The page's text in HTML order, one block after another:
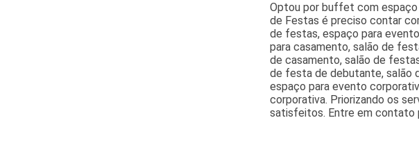
Optou por buffet com
de Festas é preciso contar
de festas, espaço para
para casamento, salão de
de casamento, salão de
de festa de debutante, salão
espaço para evento
corporativa. Priorizando os
satisfeitos. Entre em contato